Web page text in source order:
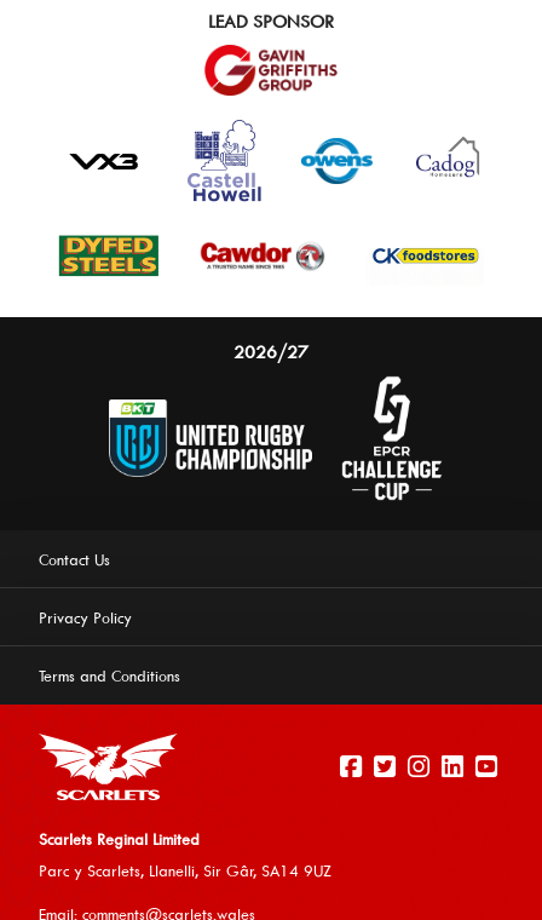
LEAD SPONSOR
2026/27
Contact Us
Privacy Policy
Terms and Conditions
Scarlets Reginal Limited
Parc y Scarlets, Llanelli, Sir Gâr, SA14 9UZ
Email: comments@scarlets.wales